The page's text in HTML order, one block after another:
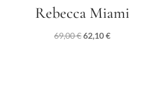
Rebecca Miami
69,00€Il
62,10€Il